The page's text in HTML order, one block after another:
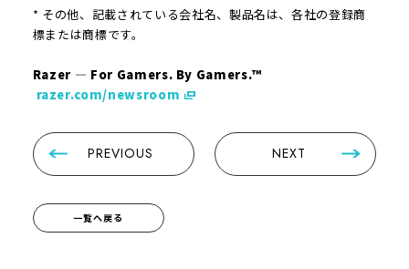
* その他、記載されている会社名、製品名は、各社の登録商
標または商標です。
Razer — For Gamers. By Gamers.™
razer.com/newsroom
PREVIOUS NEXT
一覧へ戻る